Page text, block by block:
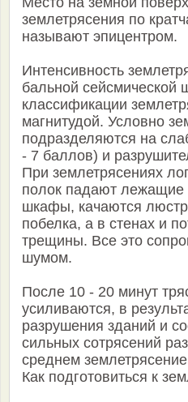
землетрясения по
называют эпицентром.
Интенсивность
бальной сейсмической
классификации
магнитудой. Условно
подразделяются на
- 7 баллов) и
При землетрясениях
полок падают
шкафы, качаются
побелка, а в стенах и
трещины. Все это
шумом.
После 10 - 20 минут
усиливаются, в
разрушения зданий и
сильных сотрясений
среднем
Как подготовиться к